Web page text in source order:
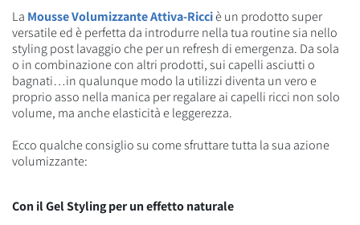
La Mousse Volumizzante Attiva-Ricciè un prodotto super
versatile ed è perfetta da introdurre nella tua routine sia nello
styling post lavaggio che per un refresh di emergenza. Da sola
o in combinazione con altri prodotti, sui capelli asciutti o
bagnati…in qualunque modo la utilizzi diventa un vero e
proprio asso nella manica per regalare ai capelli ricci non solo
volume, ma anche elasticità e leggerezza.
Ecco qualche consiglio su come sfruttare tutta la sua azione
volumizzante:
Con il Gel Styling per un effetto naturale